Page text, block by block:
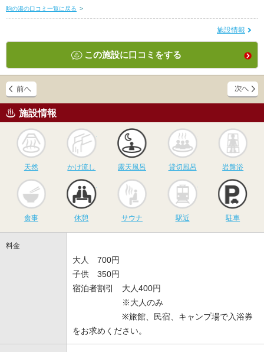
駒の湯の口コミ一覧に戻る >
施設情報
この施設に口コミをする
施設情報
天然
かけ流し
かけ流し
露天風呂
露天風呂
貸切風呂
貸切風呂 岩盤浴
食事 休憩
サウナ
サウナ 駅近 駐車
料金
大人 700円
子供 350円
宿泊者割引 大人400円
※大人のみ
※旅館、民宿、キャンプ場で入浴券
をお求めください。